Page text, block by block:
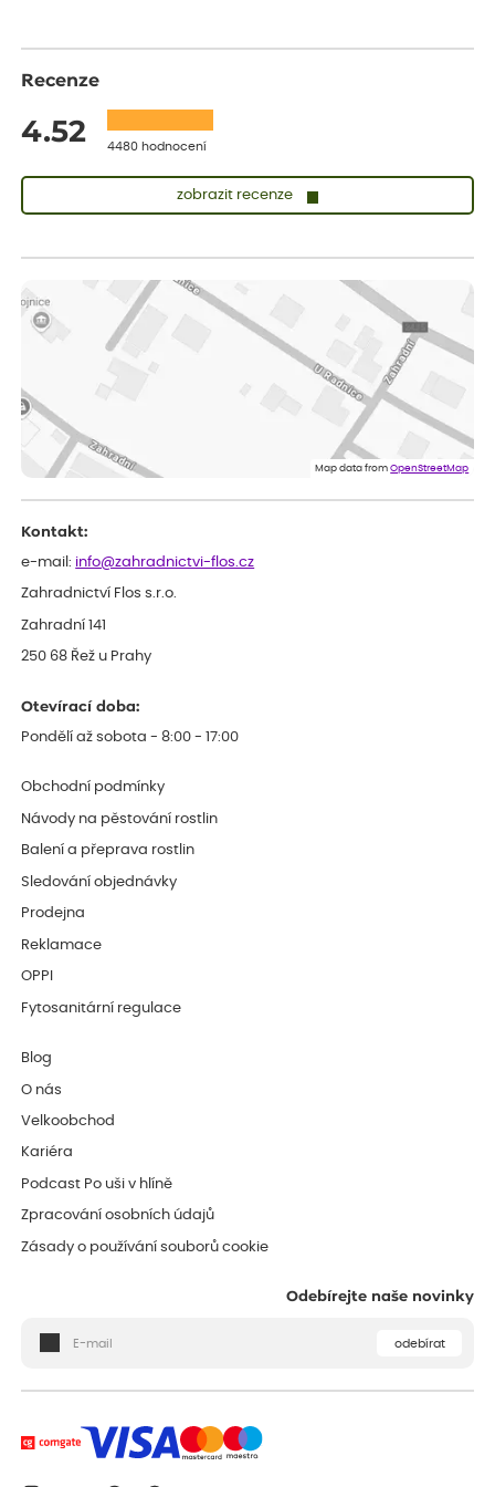
Recenze
4.52 4480 hodnocení
zobrazit recenze
Doporučuji. Naprostá spokojenost.
Marcela
ověřený nákup dnes
Jsem spokojená a budu vás doporučovat.
Vratislav
Spokojenost rostlina dorazila vpořádku
Map data fromOpenStreetMap
Kontakt:
e-mail: info@zahradnictvi-flos.cz
Zahradnictví Flos s.r.o.
Zahradní 141
250 68 Řež u Prahy
Otevírací doba:
Pondělí až sobota - 8:00 - 17:00
Obchodní podmínky
Návody na pěstování rostlin
Balení a přeprava rostlin
Sledování objednávky
Prodejna
Reklamace
OPPI
Fytosanitární regulace
Blog
O nás
Velkoobchod
Kariéra
Podcast Po uši v hlíně
Zpracování osobních údajů
Zásady o používání souborů cookie
Odebírejte naše novinky
odebírat